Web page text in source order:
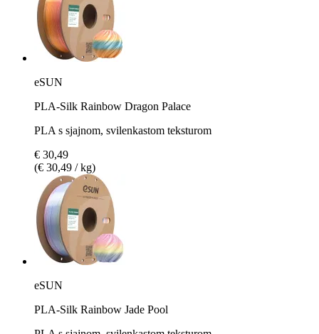
eSUN
PLA-Silk Rainbow Dragon Palace
PLA s sjajnom, svilenkastom teksturom
€ 30,49
(€ 30,49 / kg)
eSUN
PLA-Silk Rainbow Jade Pool